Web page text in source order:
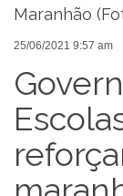
Maranhão
25/06/2021 9:57 am